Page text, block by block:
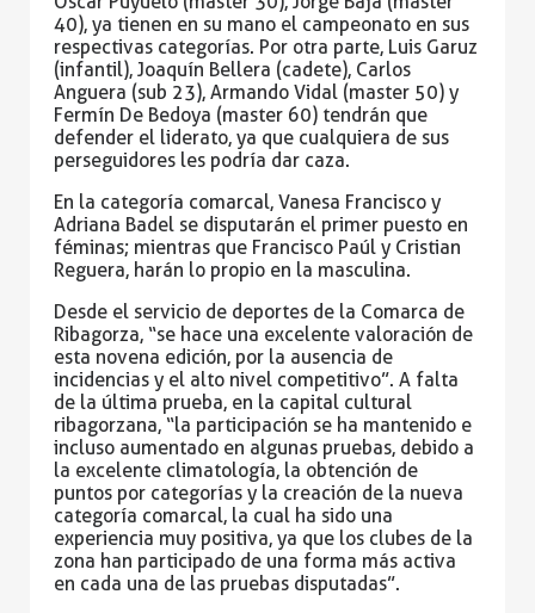
40), ya tienen en su mano el campeonato en sus
respectivas categorías. Por otra parte, Luis Garuz
(infantil), Joaquín Bellera (cadete), Carlos
Anguera (sub 23), Armando Vidal (master 50) y
Fermín De Bedoya (master 60) tendrán que
defender el liderato, ya que cualquiera de sus
perseguidores les podría dar caza.
En la categoría comarcal, Vanesa Francisco y
Adriana Badel se disputarán el primer puesto en
féminas; mientras que Francisco Paúl y Cristian
Reguera, harán lo propio en la masculina.
Desde el servicio de deportes de la Comarca de
Ribagorza, “se hace una excelente valoración de
esta novena edición, por la ausencia de
incidencias y el alto nivel competitivo”. A falta
de la última prueba, en la capital cultural
ribagorzana, “la participación se ha mantenido e
incluso aumentado en algunas pruebas, debido a
la excelente climatología, la obtención de
puntos por categorías y la creación de la nueva
categoría comarcal, la cual ha sido una
experiencia muy positiva, ya que los clubes de la
zona han participado de una forma más activa
en cada una de las pruebas disputadas”.